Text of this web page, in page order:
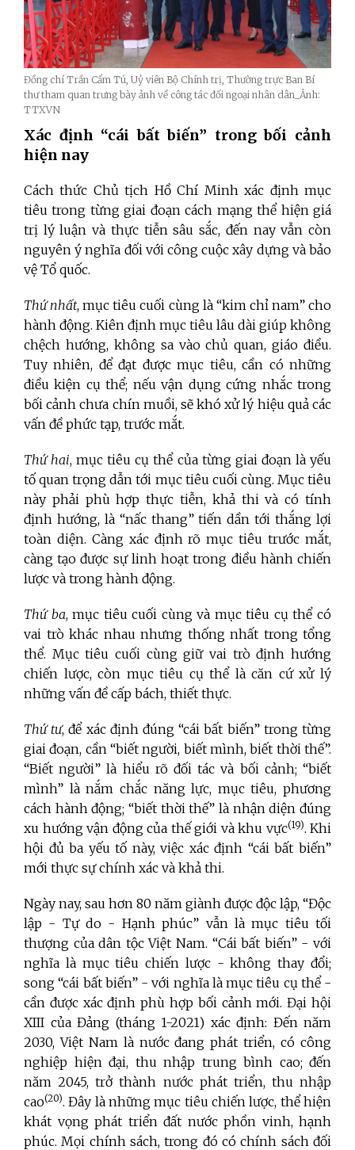
Đồng chí Trần Cẩm Tú, Uỷ viên Bộ Chính trị, Thường trực Ban Bí
thư tham quan trưng bày ảnh về công tác đối ngoại nhân dân_Ảnh:
TTXVN
Xác định “cái bất biến” trong bối cảnh
hiện nay
Cách thức Chủ tịch Hồ Chí Minh xác định mục
tiêu trong từng giai đoạn cách mạng thể hiện giá
trị lý luận và thực tiễn sâu sắc, đến nayvẫn còn
nguyên ý nghĩa đối với công cuộc xây dựng và bảo
vệ Tổ quốc.
Thứ nhất, mục tiêu cuối cùng là “kim chỉ nam” cho
hành động. Kiên định mục tiêu lâu dài giúp không
chệch hướng, không sa vào chủ quan, giáo điều.
Tuy nhiên, để đạt được mục tiêu, cần có những
điều kiện cụ thể; nếu vận dụng cứng nhắc trong
bối cảnh chưa chín muồi, sẽ khó xử lý hiệu quả các
vấn đề phức tạp, trước mắt.
Thứ hai, mục tiêu cụ thể của từng giai đoạn là yếu
tố quan trọng dẫn tới mục tiêu cuối cùng. Mục tiêu
này phải phù hợp thực tiễn, khả thi và có tính
định hướng, là “nấc thang” tiến dần tới thắng lợi
toàn diện. Càng xác định rõ mục tiêu trước mắt,
càng tạo được sự linh hoạt trong điều hành chiến
lược và trong hành động.
Thứ ba, mục tiêu cuối cùng và mục tiêu cụ thể có
vai trò khác nhau nhưng thống nhất trong tổng
thể. Mục tiêu cuối cùng giữ vai trò định hướng
chiến lược, còn mục tiêu cụ thể là căn cứ xử lý
những vấn đề cấp bách, thiết thực.
Thứ tư, để xác định đúng “cái bất biến” trong từng
giai đoạn, cần “biết người, biết mình, biết thời thế”.
“Biết người” là hiểu rõ đối tác và bối cảnh; “biết
mình” là nắm chắc năng lực, mục tiêu, phương
cách hành động; “biết thời thế” là nhận diện đúng
xu hướng vận động của thế giới và khu vực(19). Khi
hội đủ ba yếu tố này, việc xác định “cái bất biến”
mới thực sự chính xác và khả thi.
Ngày nay, sau hơn 80 năm giành được độc lập, “Độc
lập - Tự do - Hạnh phúc” vẫn là mục tiêu tối
thượng của dân tộc Việt Nam. “Cái bất biến” - với
nghĩa là mục tiêu chiến lược - không thay đổi;
song “cái bất biến” - với nghĩa là mục tiêu cụ thể -
cần được xác định phù hợp bối cảnh mới. Đại hội
XIII của Đảng (tháng 1-2021) xác định: Đến năm
2030, Việt Nam là nước đang phát triển, có công
nghiệp hiện đại, thu nhập trung bình cao; đến
năm 2045, trở thành nước phát triển, thu nhập
cao(20). Đây là những mục tiêu chiến lược, thể hiện
khát vọng phát triển đất nước phồn vinh, hạnh
phúc. Mọi chính sách, trong đó có chính sách đối